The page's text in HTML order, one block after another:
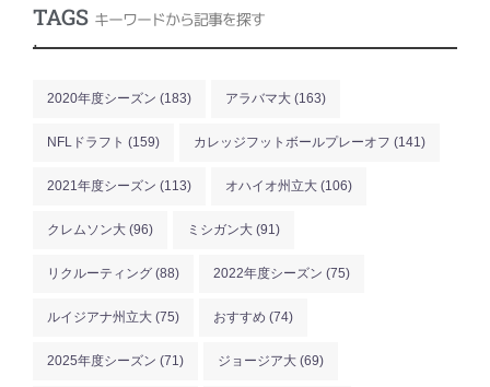
TAGS キーワードから記事を探す
.
2020年度シーズン (183) アラバマ大 (163)
NFLドラフト (159) カレッジフットボールプレーオフ (141)
2021年度シーズン (113) オハイオ州立大 (106)
クレムソン大 (96) ミシガン大 (91)
リクルーティング (88) 2022年度シーズン (75)
ルイジアナ州立大 (75) おすすめ (74)
2025年度シーズン (71) ジョージア大 (69)